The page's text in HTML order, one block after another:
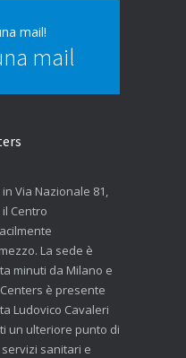
mail!
mail
Via Nazionale 81,
Centro
La sede è
minuti da Milano e
è presente
Ludovico Cavaleri
un ulteriore punto di
sanitari e